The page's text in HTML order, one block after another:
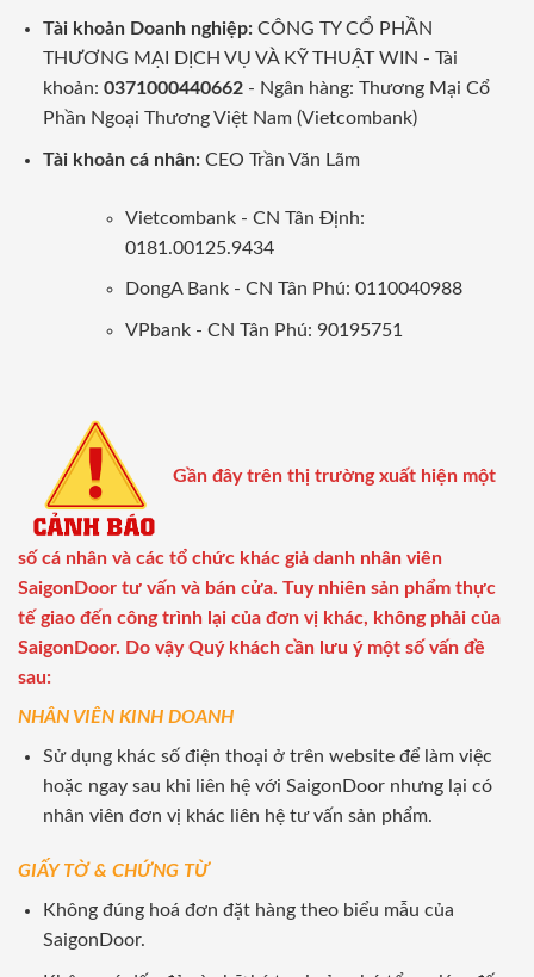
Tài khoản Doanh nghiệp:CÔNG TY CỔ PHẦN
THƯƠNG MẠI DỊCH VỤ VÀ KỸ THUẬT WIN - Tài
khoản: 0371000440662- Ngân hàng: Thương Mại Cổ
Phần Ngoại Thương Việt Nam (Vietcombank)
Tài khoản cá nhân: CEO Trần Văn Lãm
Vietcombank - CN Tân Định:
0181.00125.9434
DongA Bank - CN Tân Phú: 0110040988
VPbank - CN Tân Phú: 90195751
Gần đây trên thị trường xuất hiện một
số cá nhân và các tổ chức khác giả danh nhân viên
SaigonDoor tư vấn và bán cửa. Tuy nhiên sản phẩm thực
tế giao đến công trình lại của đơn vị khác, không phải của
SaigonDoor. Do vậy Quý khách cần lưu ý một số vấn đề
sau:
NHÂN VIÊN KINH DOANH
Sử dụng khác số điện thoại ở trên website để làm việc
hoặc ngay sau khi liên hệ với SaigonDoor nhưng lại có
nhân viên đơn vị khác liên hệ tư vấn sản phẩm.
GIẤY TỜ & CHỨNG TỪ
Không đúng hoá đơn đặt hàng theo biểu mẫu của
SaigonDoor.